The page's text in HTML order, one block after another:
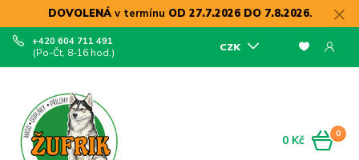
DOVOLENÁv termínu OD 27.7.2026 DO 7.8.2026.
CZK
+420 604 711 491
(Po-Čt, 8-16 hod.)
0
0 Kč